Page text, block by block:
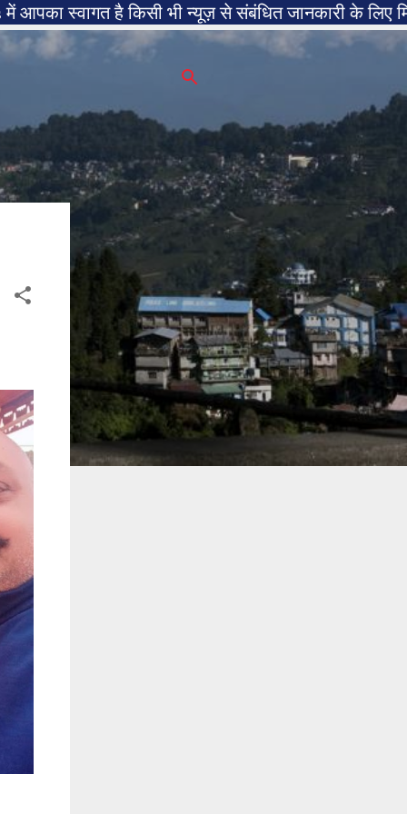
है किसी भी न्यूज़ से संबंधित जानकारी के लिए मिंटू शर्मा से